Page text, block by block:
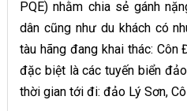
PQE) nhằm chia sẻ gánh
dân cũng như du khách có
tàu hãng đang khai thác: Côn
đặc biệt là các tuyến biển
thời gian tới đi: đảo Lý Sơn,